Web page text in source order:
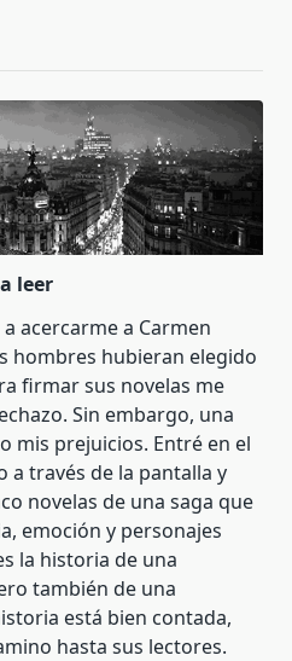
leer
acercarme a Carmen
hombres hubieran elegido
firmar sus novelas me
Sin embargo, una
mis prejuicios. Entré en el
a través de la pantalla y
novelas de una saga que
emoción y personajes
la historia de una
también de una
está bien contada,
hasta sus lectores.